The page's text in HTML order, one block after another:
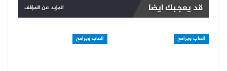
قد يعجبك ايضا المزيد عن المؤلف
العاب وبرامج العاب وبرامج